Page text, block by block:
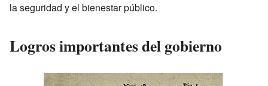
la seguridad y el bienestar público.
Logros importantes del gobierno